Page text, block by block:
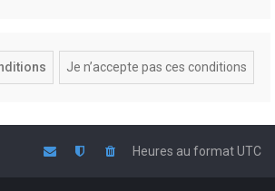
Heures au formatUTC